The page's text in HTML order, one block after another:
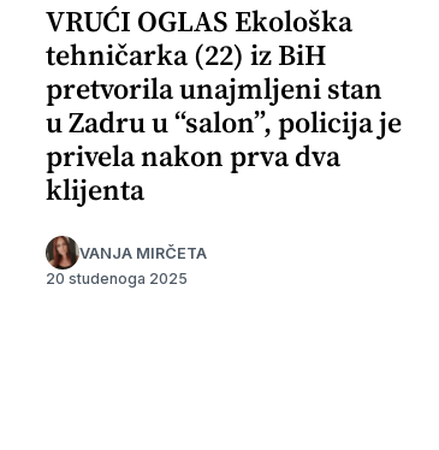
VRUĆI OGLAS Ekološka
tehničarka (22) iz BiH
pretvorila unajmljeni stan
u Zadru u “salon”, policija je
privela nakon prva dva
klijenta
VANJA MIRČETA
20 studenoga 2025